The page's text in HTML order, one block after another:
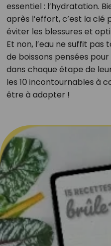
essentiel : l’hydratation.
après l’effort, c’est la clé
éviter les blessures et
Et non, l’eau ne suffit pas
de boissons pensées
dans chaque étape de
les 10 incontournables à
être à adopter !